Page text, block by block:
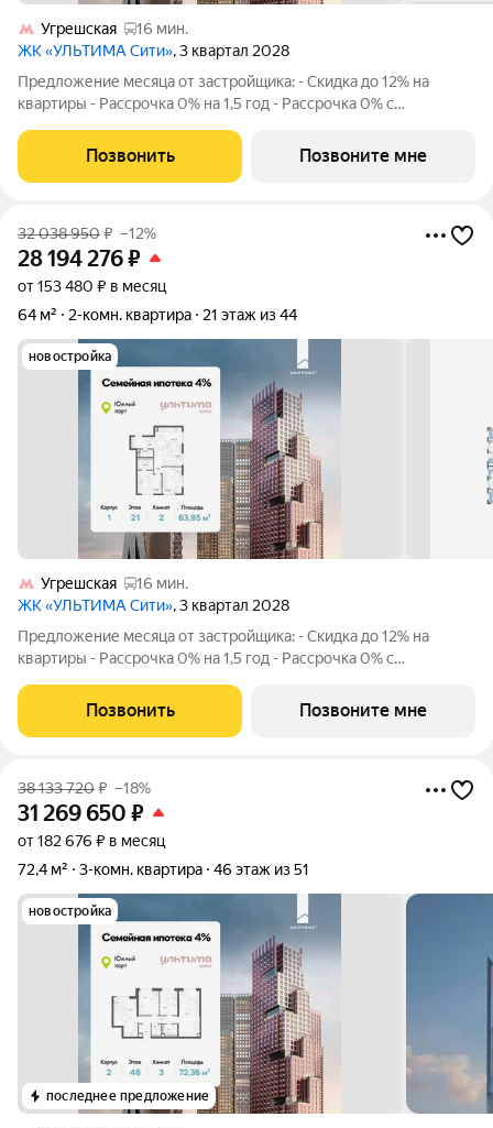
Угрешская
16 мин.
ЖК «УЛЬТИМА Сити», 3 квартал 2028
Предложение месяца от застройщика: - Скидка до 12% на
квартиры - Рассрочка 0% на 1,5 год - Рассрочка 0% с
7% на 7 лет - Семейная ипотека без удорожания, ставка 4% -
Ипотека для всех на весь
Позвонить Позвоните мне
32 038 950₽ –12%
28 194 276₽
от 153 480 ₽ в месяц
64 м²
2-комн. квартира 21 этаж из 44
новостройка
Угрешская
16 мин.
ЖК «УЛЬТИМА Сити», 3 квартал 2028
Предложение месяца от застройщика: - Скидка до 12% на
квартиры - Рассрочка 0% на 1,5 год - Рассрочка 0% с
7% на 7 лет - Семейная ипотека без удорожания, ставка 4% -
Ипотека для всех на весь
Позвонить Позвоните мне
38 133 720₽ –18%
31 269 650 ₽
от 182 676 ₽ в месяц
72,4 м²
3-комн. квартира 46 этаж из 51
новостройка
последнее предложение